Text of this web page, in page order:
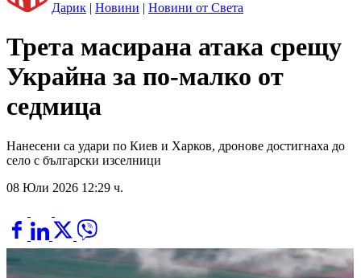
Дарик | Новини | Новини от Света
Трета масирана атака срещу
Украйна за по-малко от
седмица
Нанесени са удари по Киев и Харков, дронове достигнаха до
село с български изселници
08 Юли 2026 12:29 ч.